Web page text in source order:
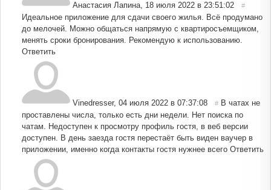
Анастасия Лапина, 18 июля 2022 в 23:51:02 #
Идеальное приложение для сдачи своего жилья. Всё продумано
до мелочей. Можно общаться напрямую с квартиросъемщиком,
менять сроки бронирования. Рекомендую к использованию.
Ответить
Vinedresser, 04 июля 2022 в 07:37:08 # В чатах не
проставлены числа, только есть дни недели. Нет поиска по
чатам. Недоступен к просмотру профиль гостя, в веб версии
доступен. В день заезда гостя перестаёт быть виден ваучер в
приложении, именно когда контакты гостя нужнее всего Ответить